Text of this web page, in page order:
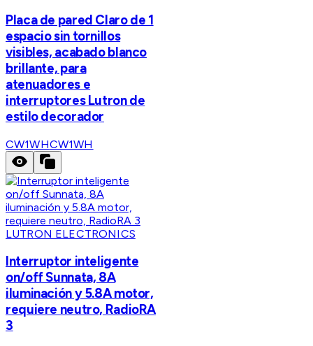
Placa de pared Claro de 1
espacio sin tornillos
visibles, acabado blanco
brillante, para
atenuadores e
interruptores Lutron de
estilo decorador
CW1WHCW1WH
LUTRON ELECTRONICS
Interruptor inteligente
on/off Sunnata, 8A
iluminación y 5.8A motor,
requiere neutro, RadioRA
3